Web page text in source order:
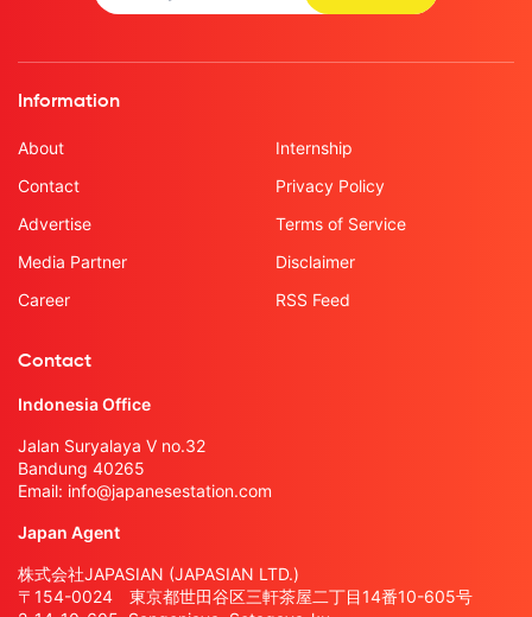
Information
About
Contact
Advertise
Media Partner
Career
Internship
Privacy Policy
Terms of Service
Disclaimer
RSS Feed
Contact
Indonesia Office
Jalan Suryalaya V no.32
Bandung 40265
Email: info@japanesestation.com
Japan Agent
株式会社JAPASIAN (JAPASIAN LTD.)
〒154-0024 東京都世田谷区三軒茶屋二丁目14番10-605号